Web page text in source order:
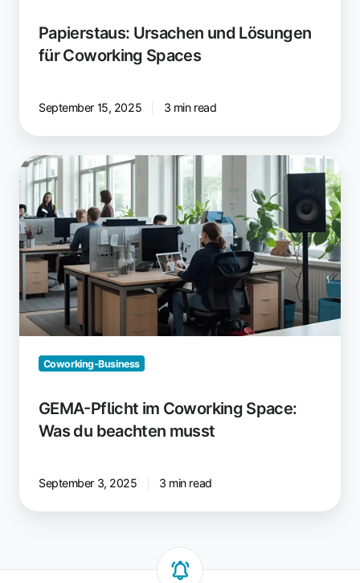
Papierstaus: Ursachen und Lösungen
für Coworking Spaces
September 15, 2025 3 min read
GEMA-
Pflicht
im
Coworking
Space:
Was
du
beachten
musst
Coworking-Business
GEMA-Pflicht im Coworking Space:
Was du beachten musst
September 3, 2025 3 min read